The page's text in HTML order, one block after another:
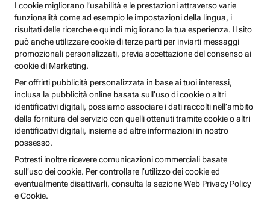
I cookie migliorano l’usabilità e le prestazioni attraverso varie
funzionalità come ad esempio le impostazioni della lingua, i
risultati delle ricerche e quindi migliorano la tua esperienza. Il sito
può anche utilizzare cookie di terze parti per inviarti messaggi
promozionali personalizzati, previa accettazione del consenso ai
cookie di Marketing.
Per offrirti pubblicità personalizzata in base ai tuoi interessi,
inclusa la pubblicità online basata sull’uso di cookie o altri
identificativi digitali, possiamo associare i dati raccolti nell’ambito
della fornitura del servizio con quelli ottenuti tramite cookie o altri
identificativi digitali, insieme ad altre informazioni in nostro
possesso.
Potresti inoltre ricevere comunicazioni commerciali basate
sull’uso dei cookie. Per controllare l’utilizzo dei cookie ed
eventualmente disattivarli, consulta la sezione Web Privacy Policy
e Cookie.